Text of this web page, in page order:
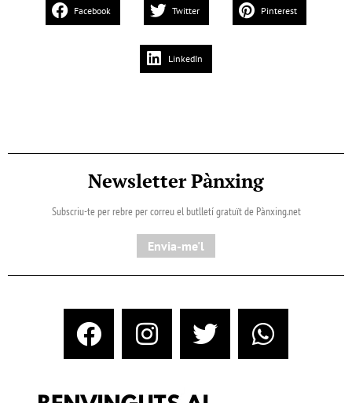
Facebook Twitter Pinterest
LinkedIn
Newsletter Pànxing
Subscriu-te per rebre per correu el butlletí gratuït de Pànxing.net​
Envia-me'l